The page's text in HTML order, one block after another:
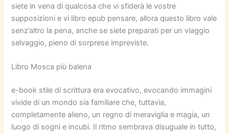
siete in vena di qualcosa che vi sfiderà le vostre
supposizioni e vi libro epub pensare, allora questo libro vale
senz’altro la pena, anche se siete preparati per un viaggio
selvaggio, pieno di sorprese impreviste.
Libro Mosca più balena
e-book stile di scrittura era evocativo, evocando immagini
vivide di un mondo sia familiare che, tuttavia,
completamente alieno, un regno di meraviglia e magia, un
luogo di sogni e incubi. Il ritmo sembrava disuguale in tutto,